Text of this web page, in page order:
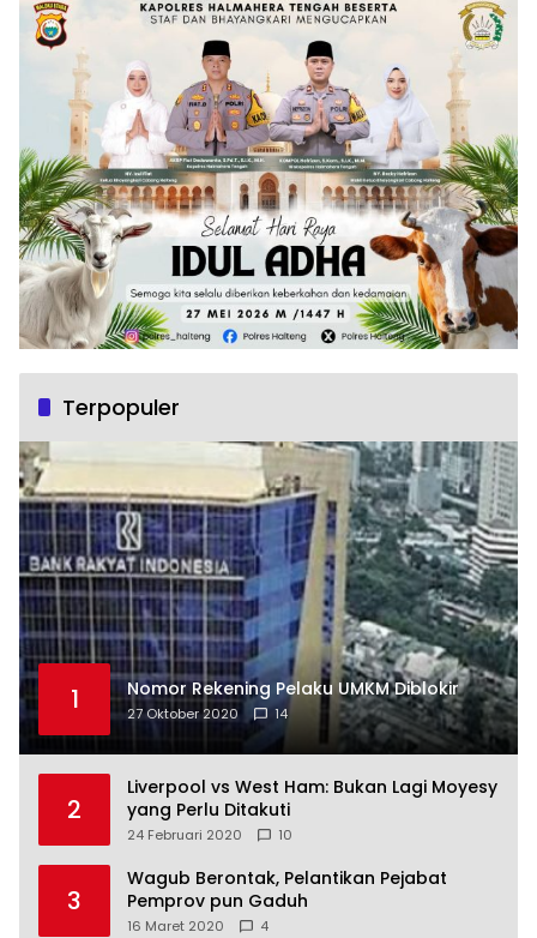
Terpopuler
1 Nomor Rekening Pelaku UMKM Diblokir
27 Oktober 2020 14
2
Liverpool vs West Ham: Bukan Lagi Moyesy
yang Perlu Ditakuti
24 Februari 2020 10
3
Wagub Berontak, Pelantikan Pejabat
Pemprov pun Gaduh
16 Maret 2020 4